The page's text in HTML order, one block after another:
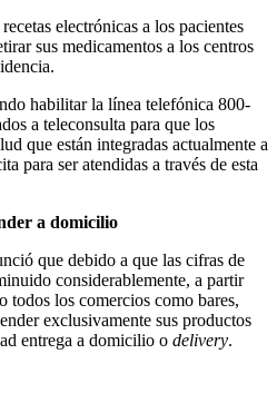
electrónicas a los pacientes
sus medicamentos a los centros
habilitar la línea telefónica 800-
a teleconsulta para que los
que están integradas actualmente a
para ser atendidas a través de esta
a domicilio
que debido a que las cifras de
considerablemente, a partir
todos los comercios como bares,
exclusivamente sus productos
entrega a domicilio o delivery.